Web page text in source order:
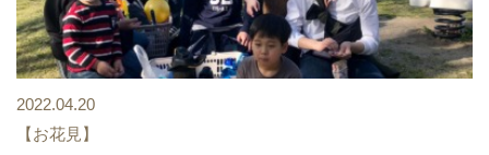
2022.04.20
【お花見】